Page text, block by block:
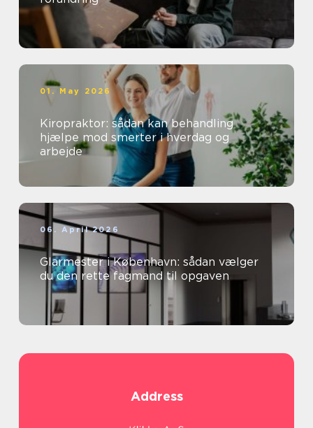
01. May 2026
Kiropraktor: sådan kan behandling
hjælpe mod smerter i hverdag og
arbejde
06. April 2026
Glarmester i København: sådan vælger
du den rette fagmand til opgaven
Address